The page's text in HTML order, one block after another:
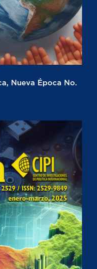
Nueva Época No.